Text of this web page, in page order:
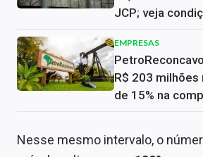
JCP; veja
EMPRESAS
R$ 203
de 15% na
Nesse mesmo intervalo, o